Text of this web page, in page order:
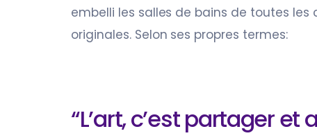
embelli les salles de bains de toutes
originales. Selon ses propres termes:
“L’art, c’est partager